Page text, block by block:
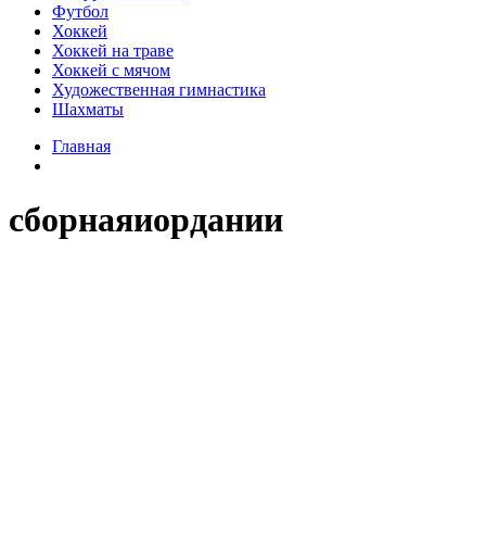
Футбол
Хоккей
Хоккей на траве
Хоккей с мячом
Художественная гимнастика
Шахматы
Главная
сборнаяиордании